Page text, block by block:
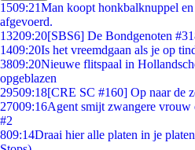
1509:21Man koopt honkbalknuppel
afgevoerd.
13209:20[SBS6] De Bondgenoten
1409:20Is het vreemdgaan als je op
3809:20Nieuwe flitspaal in
opgeblazen
29509:18[CRE SC #160] Op naar de
27009:16Agent smijt zwangere vrouw
#2
809:14Draai hier alle platen in je